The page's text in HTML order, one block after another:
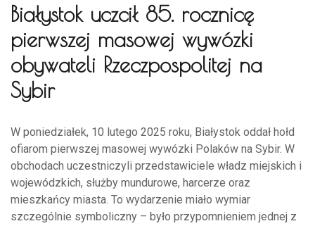
Białystok uczcił 85. rocznicę
pierwszej masowej wywózki
obywateli Rzeczpospolitej na
Sybir
W poniedziałek, 10 lutego 2025 roku, Białystok oddał hołd
ofiarom pierwszej masowej wywózki Polaków na Sybir. W
obchodach uczestniczyli przedstawiciele władz miejskich i
wojewódzkich, służby mundurowe, harcerze oraz
mieszkańcy miasta. To wydarzenie miało wymiar
szczególnie symboliczny – było przypomnieniem jednej z